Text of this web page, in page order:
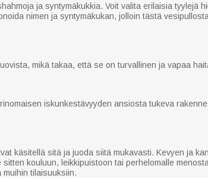
ja syntymäkukkia. Voit valita erilaisia tyylejä
nimen ja syntymäkukan, jolloin tästä
mikä takaa, että se on turvallinen ja vapaa
iskunkestävyyden ansiosta tukeva
käsitellä sitä ja juoda siitä mukavasti. Kevyen ja
kouluun, leikkipuistoon tai perhelomalle
tilaisuuksiin.